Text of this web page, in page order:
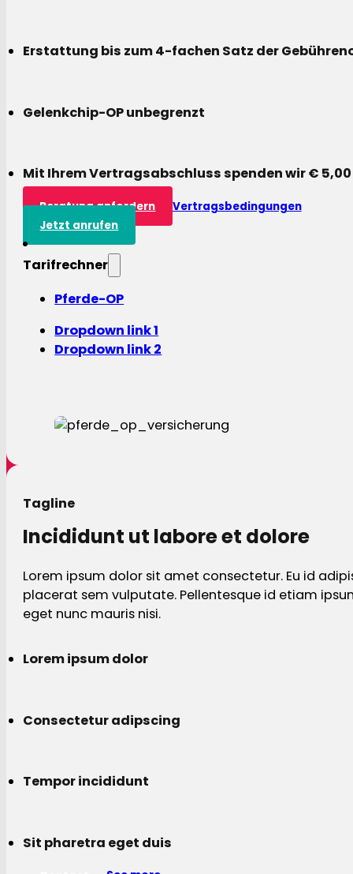
Erstattung bis zum 4-fachen Satz der
Gelenkchip-OP unbegrenzt
Mit Ihrem Vertragsabschluss spenden wir €
Beratung anfordern
Vertragsbedingungen
Jetzt anrufen
Tarifrechner
Pferde-OP
Dropdown link 1
Dropdown link 2
Tagline
Incididunt ut labore et dolore
Lorem ipsum dolor sit amet consectetur. Eu id
placerat sem vulputate. Pellentesque id etiam
eget nunc mauris nisi.
Lorem ipsum dolor
Consectetur adipscing
Tempor incididunt
Sit pharetra eget duis